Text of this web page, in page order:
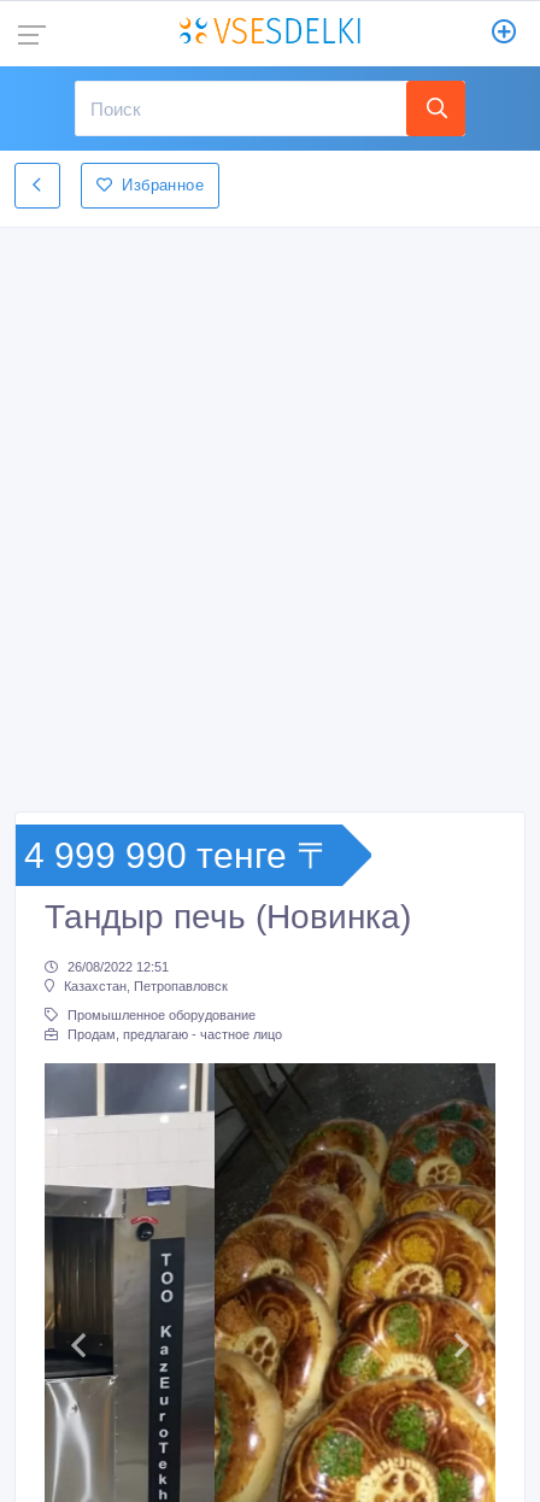
Избранное
4 999 990 тенге 〒
Тандыр печь (Новинка)
26/08/2022 12:51
Казахстан, Петропавловск
Промышленное оборудование
Продам, предлагаю - частное лицо